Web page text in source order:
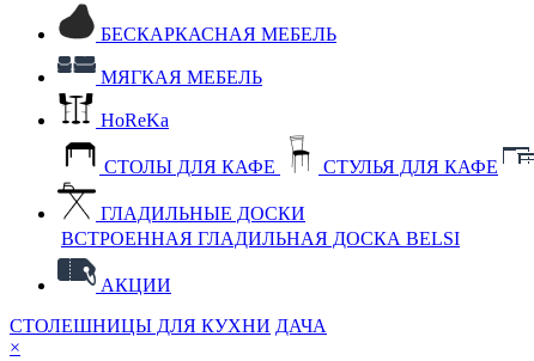
БЕСКАРКАСНАЯ МЕБЕЛЬ
МЯГКАЯ МЕБЕЛЬ
HoReKa
СТОЛЫ ДЛЯ КАФЕ СТУЛЬЯ ДЛЯ КАФЕ
ГЛАДИЛЬНЫЕ ДОСКИ
ВСТРОЕННАЯ ГЛАДИЛЬНАЯ ДОСКА BELSI
АКЦИИ
СТОЛЕШНИЦЫ ДЛЯ КУХНИ ДАЧА
×